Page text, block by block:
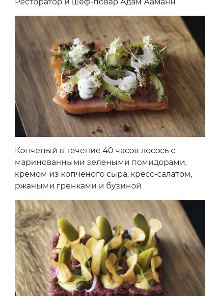
Копченый в течение 40 часов лосось с
маринованными зелеными помидорами,
кремом из копченого сыра, кресс-салатом,
ржаными гренками и бузиной